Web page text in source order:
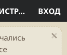
ВХОД
РЕГИСТРАЦИЯ